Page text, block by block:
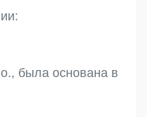
была основана в